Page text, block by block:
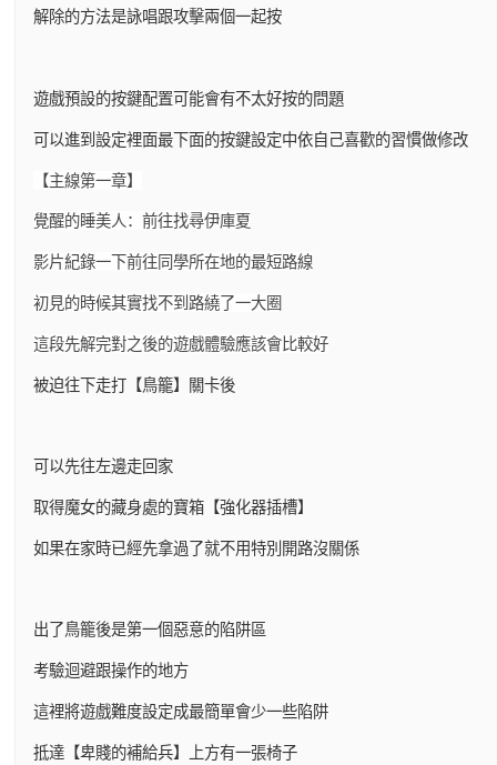
解除的方法是詠唱跟攻擊兩個一起按
遊戲預設的按鍵配置可能會有不太好按的問題
可以進到設定裡面最下面的按鍵設定中依自己喜歡的習慣做修改
【主線第一章】
覺醒的睡美人：前往找尋伊庫夏
影片紀錄一下前往同學所在地的最短路線
初見的時候其實找不到路繞了一大圈
這段先解完對之後的遊戲體驗應該會比較好
被迫往下走打【鳥籠】關卡後
可以先往左邊走回家
取得魔女的藏身處的寶箱【強化器插槽】
如果在家時已經先拿過了就不用特別開路沒關係
出了鳥籠後是第一個惡意的陷阱區
考驗迴避跟操作的地方
這裡將遊戲難度設定成最簡單會少一些陷阱
抵達【卑賤的補給兵】上方有一張椅子